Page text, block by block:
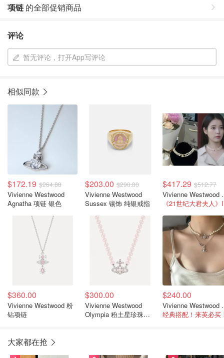
项链 的全部促销商品
评论
暂无评论，打开App写评论
相似同款
$172.19 $264.88
Vivienne Westwood
Agnatha 项链 银色
$203.00 $290.00
Vivienne Westwood
Sussex 镶饰 纯银戒指
$417.29 $512.77
$360.00
Vivienne Westwood 粉
钻项链
$300.00
Vivienne Westwood
Olympia 粉土星珍珠项
$240.00
经典搭配！来英必买
大家都在抢